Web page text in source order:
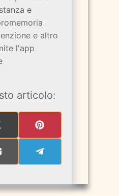
e
e altro
l'app
articolo:
SHARE
PINTEREST
SHARE